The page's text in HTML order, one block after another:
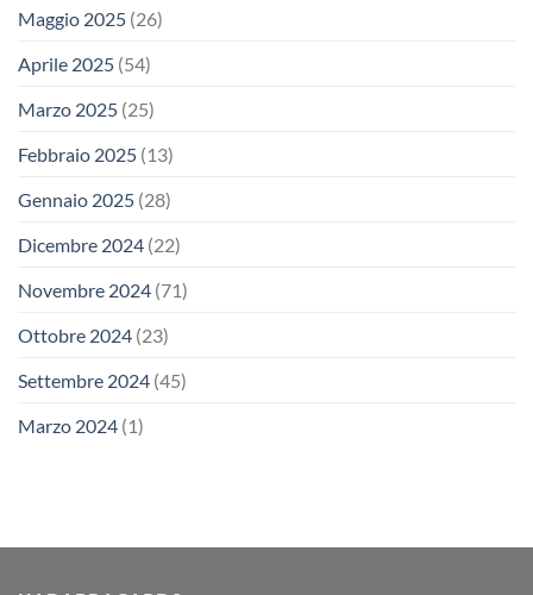
Maggio 2025 (26)
Aprile 2025 (54)
Marzo 2025 (25)
Febbraio 2025 (13)
Gennaio 2025 (28)
Dicembre 2024 (22)
Novembre 2024 (71)
Ottobre 2024 (23)
Settembre 2024 (45)
Marzo 2024 (1)